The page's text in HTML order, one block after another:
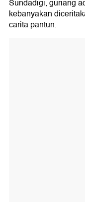
Sundadigi, guriang
kebanyakan
carita pantun.